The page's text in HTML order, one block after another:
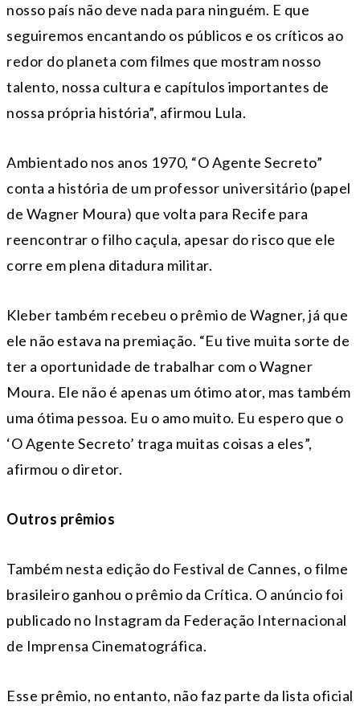
nosso país não deve nada para ninguém. E que
seguiremos encantando os públicos e os críticos ao
redor do planeta com filmes que mostram nosso
talento, nossa cultura e capítulos importantes de
nossa própria história”, afirmou Lula.
Ambientado nos anos 1970, “O Agente Secreto”
conta a história de um professor universitário (papel
de Wagner Moura) que volta para Recife para
reencontrar o filho caçula, apesar do risco que ele
corre em plena ditadura militar.
Kleber também recebeu o prêmio de Wagner, já que
ele não estava na premiação. “Eu tive muita sorte de
ter a oportunidade de trabalhar com o Wagner
Moura. Ele não é apenas um ótimo ator, mas também
uma ótima pessoa. Eu o amo muito. Eu espero que o
‘O Agente Secreto’ traga muitas coisas a eles”,
afirmou o diretor.
Outros prêmios
Também nesta edição do Festival de Cannes, o filme
brasileiro ganhou o prêmio da Crítica. O anúncio foi
publicado no Instagram da Federação Internacional
de Imprensa Cinematográfica.
Esse prêmio, no entanto, não faz parte da lista oficial